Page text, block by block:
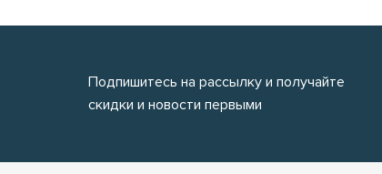
Подпишитесь на рассылку и получайте
скидки и новости первыми